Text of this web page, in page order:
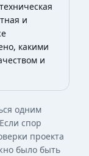
и
какими
и
одним
спор
проекта
было быть